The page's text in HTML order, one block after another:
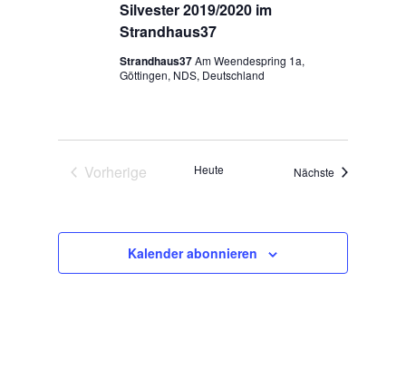
Silvester 2019/2020 im
Strandhaus37
Strandhaus37Am Weendespring 1a,
Göttingen, NDS, Deutschland
Vorherige
Heute Nächste
Kalender abonnieren